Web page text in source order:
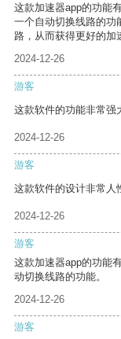
这款加速器app的功能
一个自动切换线路的功
路，从而获得更好的加
2024-12-26
游客
这款软件的功能非常强
2024-12-26
游客
这款软件的设计非常人
2024-12-26
游客
这款加速器app的功能
动切换线路的功能。
2024-12-26
游客